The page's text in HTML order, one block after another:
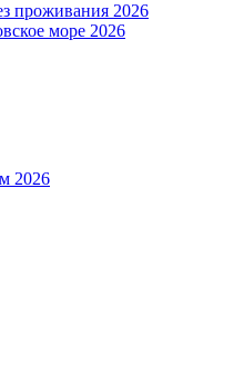
проживания 2026
море 2026
2026